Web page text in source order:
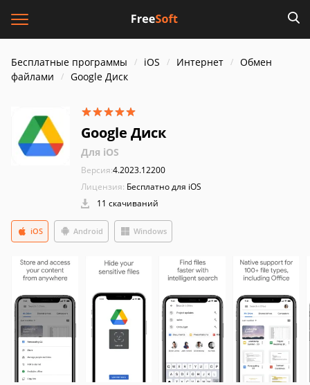
Бесплатные программы iOS Интернет
Обмен
файлами
Google Диск
Google Диск
Для iOS
Версия:4.2023.12200
Лицензия: Бесплатно для iOS
11 скачиваний
Android
iOS Windows